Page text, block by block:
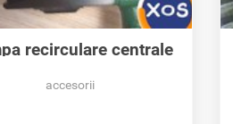
recirculare centrale
accesorii